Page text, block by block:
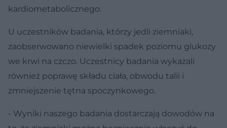
kardiometabolicznego.
U uczestników badania, którzy jedli ziemniaki,
zaobserwowano niewielki spadek poziomu glukozy
we krwi na czczo. Uczestnicy badania wykazali
również poprawę składu ciała, obwodu talii i
zmniejszenie tętna spoczynkowego.
- Wyniki naszego badania dostarczają dowodów na